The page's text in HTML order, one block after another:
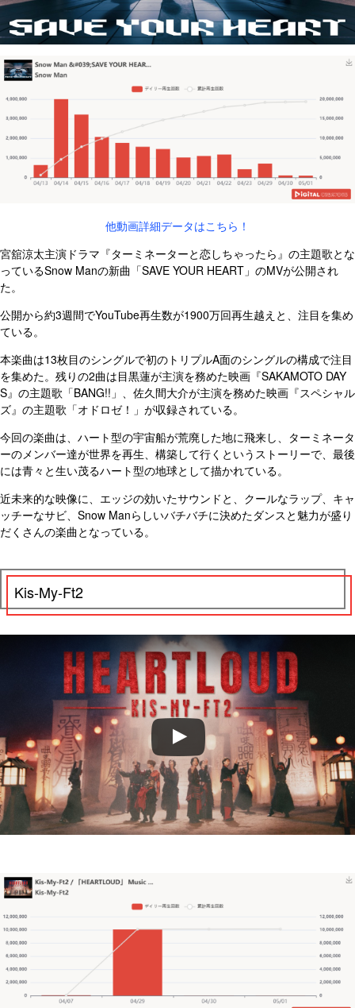
他動画詳細データはこちら！
宮舘涼太主演ドラマ『ターミネーターと恋しちゃったら』の主題歌とな
っているSnow Manの新曲「SAVE YOUR HEART」のMVが公開され
た。
公開から約3週間でYouTube再生数が1900万回再生越えと、注目を集め
ている。
本楽曲は13枚目のシングルで初のトリプルA面のシングルの構成で注目
を集めた。残りの2曲は目黒蓮が主演を務めた映画『SAKAMOTO DAY
S』の主題歌「BANG!!」、佐久間大介が主演を務めた映画『スペシャル
ズ』の主題歌「オドロゼ！」が収録されている。
今回の楽曲は、ハート型の宇宙船が荒廃した地に飛来し、ターミネータ
ーのメンバー達が世界を再生、構築して行くというストーリーで、最後
には青々と生い茂るハート型の地球として描かれている。
近未来的な映像に、エッジの効いたサウンドと、クールなラップ、キャ
ッチーなサビ、Snow Manらしいバチバチに決めたダンスと魅力が盛り
だくさんの楽曲となっている。
Kis-My-Ft2